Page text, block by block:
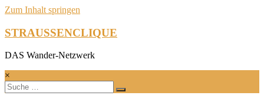
Zum Inhalt springen
STRAUSSENCLIQUE
DAS Wander-Netzwerk
×